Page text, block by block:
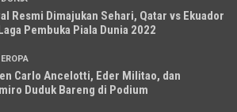
Resmi Dimajukan Sehari, Qatar vs Ekuador
Pembuka Piala Dunia 2022
Carlo Ancelotti, Eder Militao, dan
Duduk Bareng di Podium